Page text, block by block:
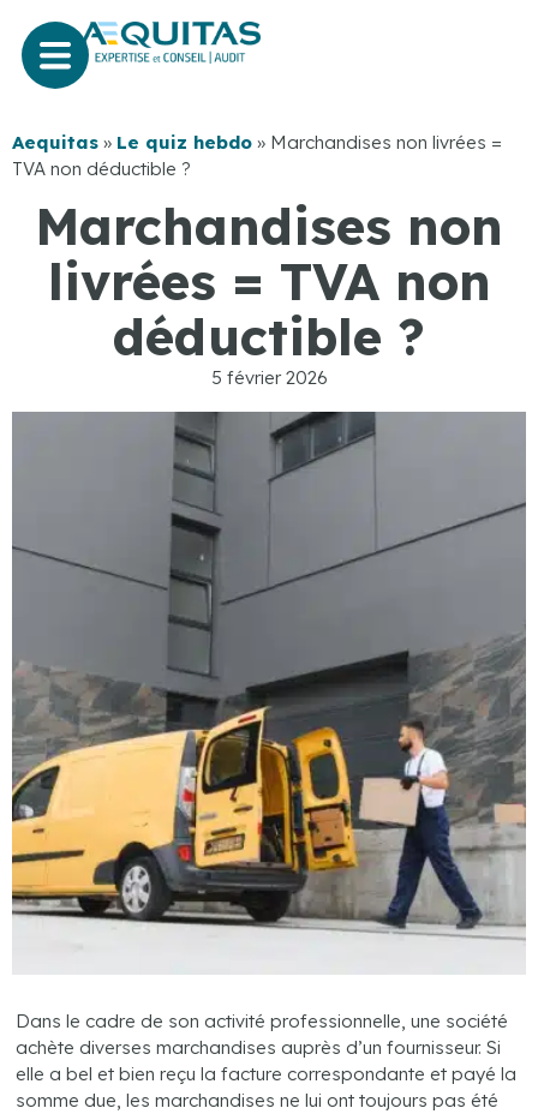
Aequitas » Le quiz hebdo » Marchandises non livrées =
TVA non déductible ?
Marchandises non
livrées = TVA non
déductible ?
5 février 2026
Dans le cadre de son activité professionnelle, une société
achète diverses marchandises auprès d’un fournisseur. Si
elle a bel et bien reçu la facture correspondante et payé la
somme due, les marchandises ne lui ont toujours pas été